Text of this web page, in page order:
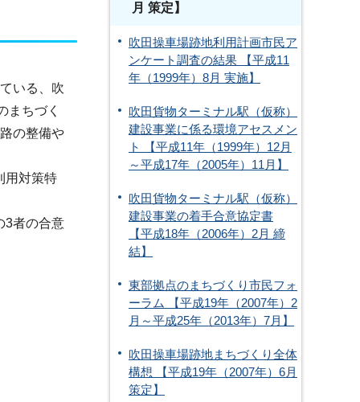
いる、吹
まちづく
の整備や
用対策特
3者の合意
月 策定】
吹田操車場跡地利用計画市民ア
ンケート調査の結果 【平成11
年（1999年）8月 実施】
吹田貨物ターミナル駅（仮称）
建設事業に係る環境アセスメン
ト 【平成11年（1999年）12月
～平成17年（2005年）11月】
吹田貨物ターミナル駅（仮称）
建設事業の着手合意協定書
【平成18年（2006年）2月 締
結】
東部拠点のまちづくり市民フォ
ーラム 【平成19年（2007年）2
月～平成25年（2013年）7月】
吹田操車場跡地まちづくり全体
構想 【平成19年（2007年）6月
策定】